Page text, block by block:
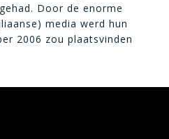
Door de enorme
media werd hun
2006 zou plaatsvinden